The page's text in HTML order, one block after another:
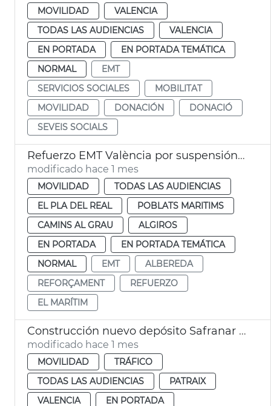
MOVILIDAD
VALENCIA
TODAS LAS AUDIENCIAS
VALENCIA
EN PORTADA
EN PORTADA TEMÁTICA
NORMAL
EMT
SERVICIOS SOCIALES
MOBILITAT
MOVILIDAD
DONACIÓN
DONACIÓ
SEVEIS SOCIALS
Refuerzo EMT València por suspensión líneas FGV
modificado hace 1 mes
MOVILIDAD
TODAS LAS AUDIENCIAS
EL PLA DEL REAL
POBLATS MARITIMS
CAMINS AL GRAU
ALGIROS
EN PORTADA
EN PORTADA TEMÁTICA
NORMAL
EMT
ALBEREDA
REFORÇAMENT
REFUERZO
EL MARÍTIM
Construcción nuevo depósito Safranar EMT València
modificado hace 1 mes
MOVILIDAD
TRÁFICO
TODAS LAS AUDIENCIAS
PATRAIX
VALENCIA
EN PORTADA